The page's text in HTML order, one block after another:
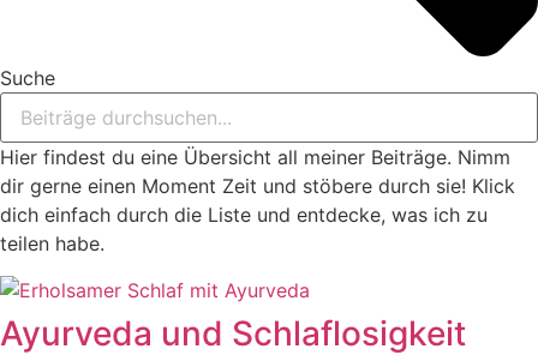
Suche
Hier findest du eine Übersicht all meiner Beiträge. Nimm
dir gerne einen Moment Zeit und stöbere durch sie! Klick
dich einfach durch die Liste und entdecke, was ich zu
teilen habe.
Ayurveda und Schlaflosigkeit